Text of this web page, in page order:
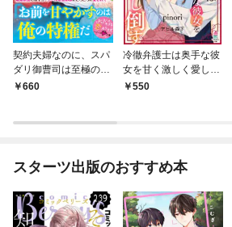
契約夫婦なのに、スパ
ダリ御曹司は至極の愛
を注ぎ続ける
660
冷徹弁護士は奥手な彼
女を甘く激しく愛し倒
す550
スターツ出版のおすすめ本